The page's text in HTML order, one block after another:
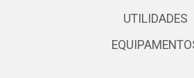
UTILIDADES